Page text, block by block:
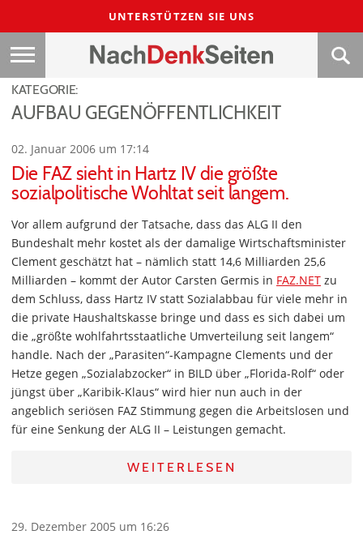
UNTERSTÜTZEN SIE UNS
KATEGORIE:
AUFBAU GEGENÖFFENTLICHKEIT
02. Januar 2006 um 17:14
Die FAZ sieht in Hartz IV die größte
sozialpolitische Wohltat seit langem.
Vor allem aufgrund der Tatsache, dass das ALG II den
Bundeshalt mehr kostet als der damalige Wirtschaftsminister
Clement geschätzt hat – nämlich statt 14,6 Milliarden 25,6
Milliarden – kommt der Autor Carsten Germis in FAZ.NET zu
dem Schluss, dass Hartz IV statt Sozialabbau für viele mehr in
die private Haushaltskasse bringe und dass es sich dabei um
die „größte wohlfahrtsstaatliche Umverteilung seit langem“
handle. Nach der „Parasiten“-Kampagne Clements und der
Hetze gegen „Sozialabzocker“ in BILD über „Florida-Rolf“ oder
jüngst über „Karibik-Klaus“ wird hier nun auch in der
angeblich seriösen FAZ Stimmung gegen die Arbeitslosen und
für eine Senkung der ALG II – Leistungen gemacht.
WEITERLESEN
29. Dezember 2005 um 16:26